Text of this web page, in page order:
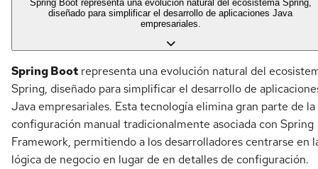
Spring Boot representa una evolución natural del ecosistema Spring,
diseñado para simplificar el desarrollo de aplicaciones Java
empresariales.
Spring Boot representa una evolución natural del
Spring, diseñado para simplificar el desarrollo de
Java empresariales. Esta tecnología elimina gran parte de la
configuración manual tradicionalmente asociada con Spring
Framework, permitiendo a los desarrolladores centrarse en
lógica de negocio en lugar de en detalles de configuración.